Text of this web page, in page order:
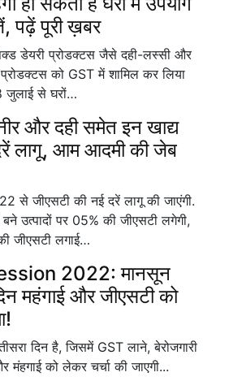
पढ़ें पूरी ख़बर
पैक्ड डेयरी प्रोडक्टस जैसे दही-लस्सी और
को GST में शामिल कर लिया
जुलाई से घरों…
और दही समेत इन खाद्य
लागू, आम आदमी की जेब
से जीएसटी की नई दरें लागू की जाएंगी.
उत्पादों पर 05% की जीएसटी लगेगी,
जीएसटी लगाई…
2022: मानसून
महंगाई और जीएसटी को
दिन है, जिसमें GST लाने, बेरोजगारी
को लेकर चर्चा की जाएगी...